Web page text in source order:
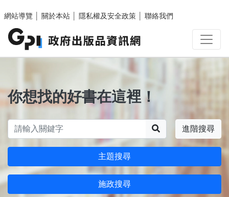
網站導覽
關於本站 隱私權及安全政策 聯絡我們
你想找的好書在這裡！
進階搜尋
主題搜尋
施政搜尋